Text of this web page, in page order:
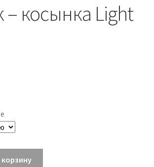
– косынка Light
корзину